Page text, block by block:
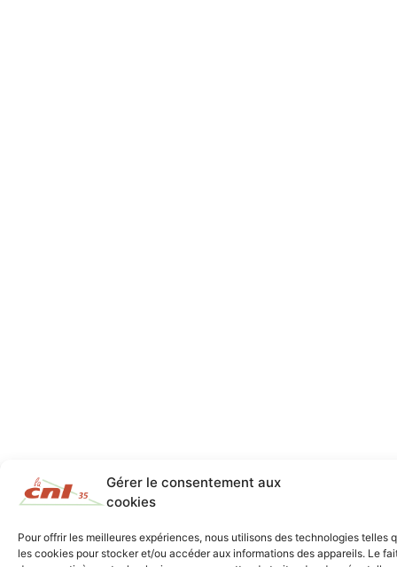
Gérer le consentement aux
cookies
Pour offrir les meilleures expériences, nous utilisons des technologies telles
les cookies pour stocker et/ou accéder aux informations des appareils. Le